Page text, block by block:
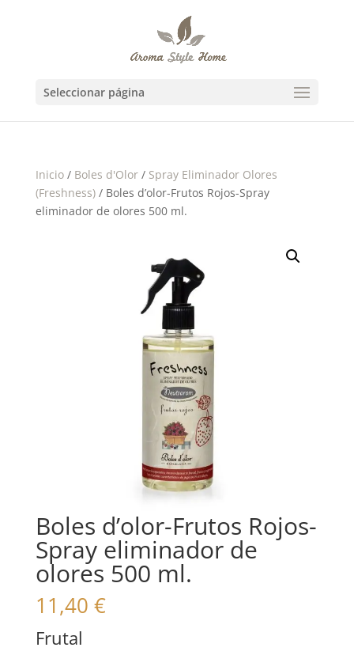
Seleccionar página
Inicio/ Boles d'Olor/ Spray Eliminador Olores
(Freshness)/ Boles d’olor-Frutos Rojos-Spray
eliminador de olores 500 ml.
Boles d’olor-Frutos Rojos-
Spray eliminador de
olores 500 ml.
11,40 €
Frutal